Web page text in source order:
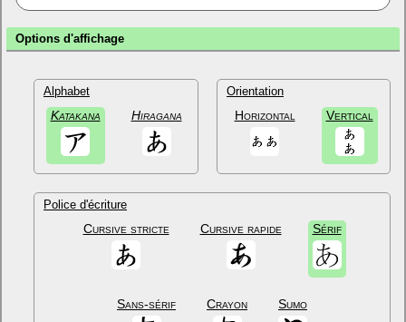
Options d'affichage
Alphabet
Katakana Hiragana
Orientation
Horizontal Vertical
Police d'écriture
Cursive stricte Cursive rapide Sérif
Sans-sérif Crayon Sumo